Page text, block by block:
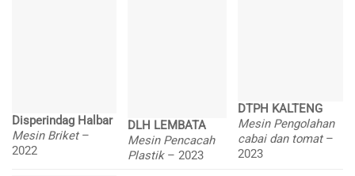
Disperindag Halbar
Mesin Briket –
2022
DLH LEMBATA
Mesin Pencacah
Plastik – 2023
DTPH KALTENG
Mesin Pengolahan
cabai dan tomat –
2023